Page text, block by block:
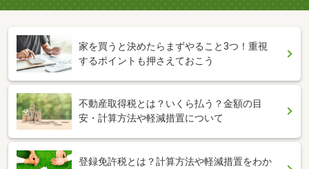
家を買うと決めたらまずやること3つ！重視
するポイントも押さえておこう
不動産取得税とは？いくら払う？金額の目
安・計算方法や軽減措置について
登録免許税とは？計算方法や軽減措置をわか